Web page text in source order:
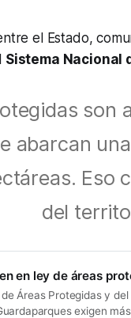
el Estado,
Sistema Nacional
son
abarcan
Eso
del
en ley de áreas
Áreas Protegidas y del
exigen